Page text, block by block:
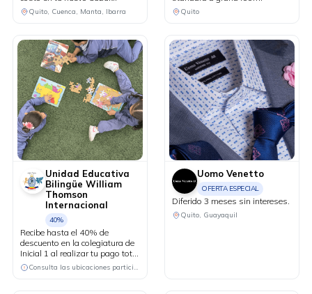
Quito, Cuenca, Manta, Ibarra Quito
Unidad Educativa
Bilingüe William
Thomson
Internacional
40%
Recibe hasta el 40% de
descuento en la colegiatura de
Inicial 1 al realizar tu pago total
anual a 10 meses sin
intereses.
Consulta las ubicaciones participantes
Uomo Venetto
OFERTA ESPECIAL
Diferido 3 meses sin intereses.
Quito, Guayaquil